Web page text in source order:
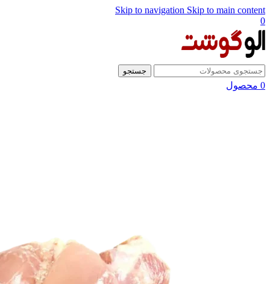
Skip to navigation Skip to main content
0
جستجو
0 محصول